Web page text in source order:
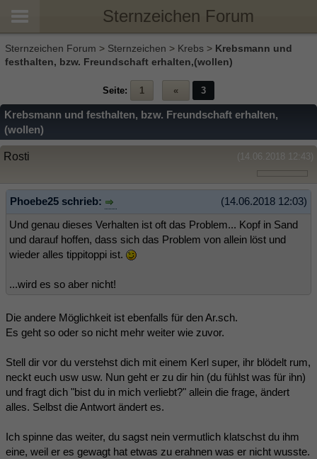
Sternzeichen Forum
Sternzeichen Forum > Sternzeichen > Krebs > Krebsmann und
festhalten, bzw. Freundschaft erhalten,(wollen)
Seite: 1 « 3
Krebsmann und festhalten, bzw. Freundschaft erhalten,
(wollen)
(14.06.2018 12:43)
Rosti
(14.06.2018 12:03)
Phoebe25 schrieb:
Und genau dieses Verhalten ist oft das Problem... Kopf in Sand
und darauf hoffen, dass sich das Problem von allein löst und
wieder alles tippitoppi ist.
...wird es so aber nicht!
Die andere Möglichkeit ist ebenfalls für den Ar.sch.
Es geht so oder so nicht mehr weiter wie zuvor.
Stell dir vor du verstehst dich mit einem Kerl super, ihr blödelt rum,
neckt euch usw usw. Nun geht er zu dir hin (du fühlst was für ihn)
und fragt dich "bist du in mich verliebt?" allein die frage, ändert
alles. Selbst die Antwort ändert es.
Ich spinne das weiter, du sagst nein vermutlich klatschst du ihm
eine, weil er es gewagt hat etwas zu erahnen was er nicht wusste.